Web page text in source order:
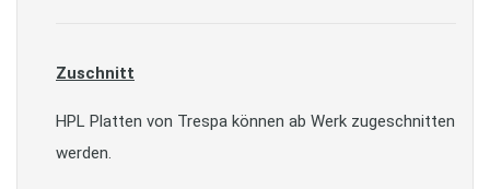
Zuschnitt
HPL Platten von Trespa können ab Werk zugeschnitten
werden.